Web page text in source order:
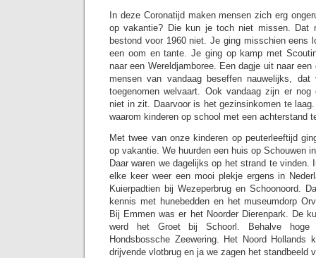
In deze Coronatijd maken mensen zich erg
op vakantie? Die kun je toch niet missen. Dat
bestond voor 1960 niet. Je ging misschien eens
een oom en tante. Je ging op kamp met
naar een Wereldjamboree. Een dagje uit naar
mensen van vandaag beseffen nauwelijks,
toegenomen welvaart. Ook vandaag zijn er nog
niet in zit. Daarvoor is het gezinsinkomen te
waarom kinderen op school met een achterstand
Met twee van onze kinderen op peuterleeftijd
op vakantie. We huurden een huis op Schouwen
Daar waren we dagelijks op het strand te vinden.
elke keer weer een mooi plekje ergens in
Kuierpadtien bij Wezeperbrug en Schoonoord.
kennis met hunebedden en het museumdorp
Bij Emmen was er het Noorder Dierenpark. De
werd het Groet bij Schoorl. Behalve
Hondsbossche Zeewering. Het Noord
drijvende vlotbrug en ja we zagen het standbeeld